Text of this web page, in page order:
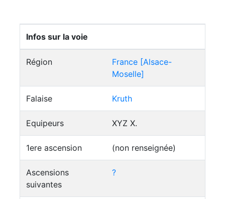
Infos sur la voie
Région
France [Alsace-
Moselle]
Falaise Kruth
Equipeurs XYZ X.
1ere ascension (non renseignée)
Ascensions
suivantes
?